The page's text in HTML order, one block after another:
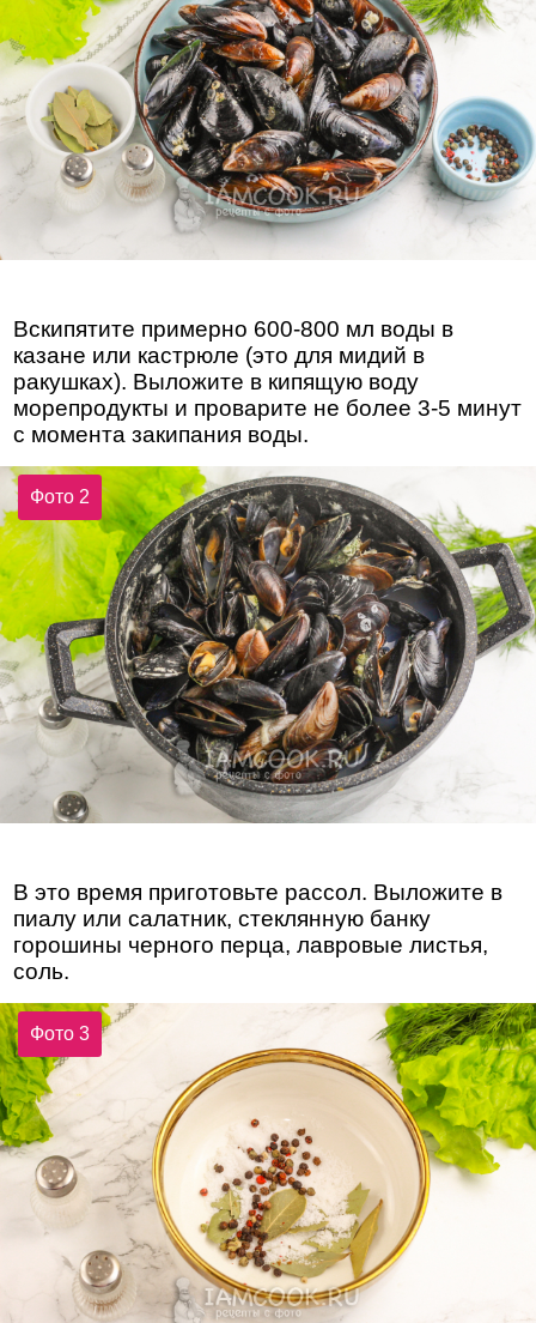
Вскипятите примерно 600-800 мл воды в
казане или кастрюле (это для мидий в
ракушках). Выложите в кипящую воду
морепродукты и проварите не более 3-5 минут
с момента закипания воды.
Фото 2
В это время приготовьте рассол. Выложите в
пиалу или салатник, стеклянную банку
горошины черного перца, лавровые листья,
соль.
Фото 3